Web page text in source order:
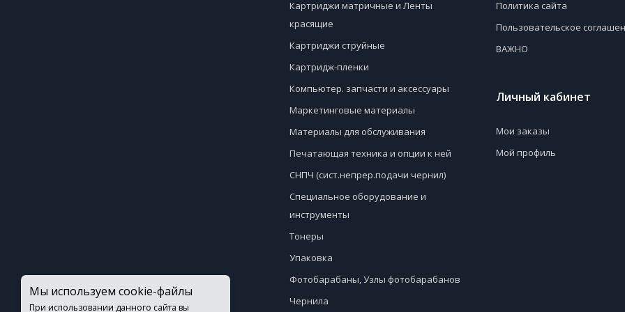
Картриджи матричные и Ленты
красящие
Картриджи струйные
Картридж-пленки
Компьютер. запчасти и аксессуары
Маркетинговые материалы
Материалы для обслуживания
Печатающая техника и опции к ней
СНПЧ (сист.непрер.подачи чернил)
Специальное оборудование и
инструменты
Тонеры
Упаковка
Фотобарабаны, Узлы фотобарабанов
Чернила
Политика сайта
Пользовательское
ВАЖНО
Личный кабинет
Мои заказы
Мой профиль
Мы используем cookie-файлы
При использовании данного сайта вы